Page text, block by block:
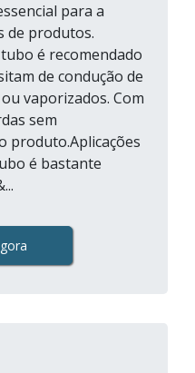
para a
de produtos.
é recomendado
de condução de
vaporizados. Com
sem
produto.Aplicações
é bastante